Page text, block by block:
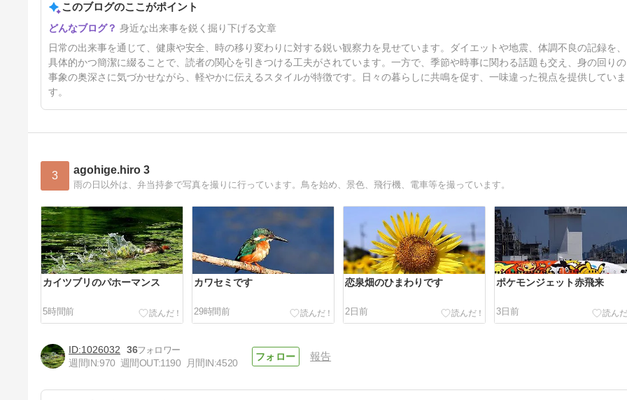
不快指数max
4日前
このブログのここがポイント
身近な出来事を鋭く掘り下げる文章
日常の出来事を通じて、健康や安全、時の移り変わりに対する鋭い観察力を見せています。ダイエットや地震、体調不良の記録を、
具体的かつ簡潔に綴ることで、読者の関心を引きつける工夫がされています。一方で、季節や時事に関わる話題も交え、身の回りの
事象の奥深さに気づかせながら、軽やかに伝えるスタイルが特徴です。日々の暮らしに共鳴を促す、一味違った視点を提供していま
す。
3 agohige.hiro 3
雨の日以外は、弁当持参で写真を撮りに行っています。鳥を始め、景色、飛行機、電車等を撮っています。
カイツブリのパホーマンス
5時間前
カワセミです
29時間前
恋泉畑のひまわりです
2日前
ポケモンジェット赤飛来
3日前
1026032
36
週間IN:970 週間OUT:1190 月間IN:4520
報告